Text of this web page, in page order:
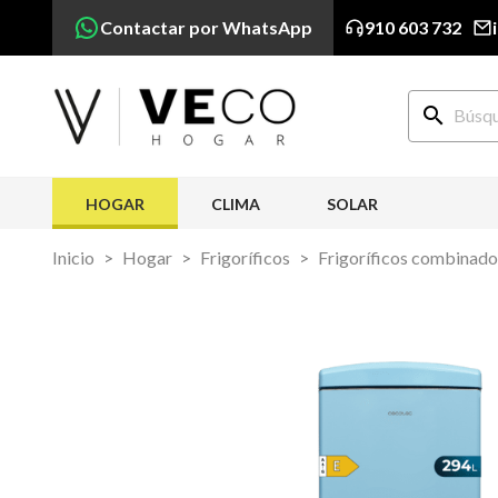
Contactar por WhatsApp 910 603 732
search
HOGAR CLIMA SOLAR
Inicio Hogar Frigoríficos Frigoríficos